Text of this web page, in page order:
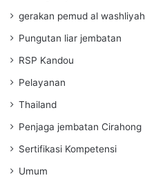
gerakan pemud al washliyah
Pungutan liar jembatan
RSP Kandou
Pelayanan
Thailand
Penjaga jembatan Cirahong
Sertifikasi Kompetensi
Umum